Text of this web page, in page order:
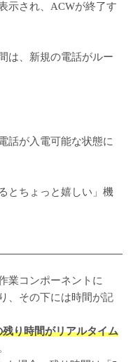
示され、ACWが終了す
は、新規の電話がルー
話が入電可能な状態に
とちょっと嬉しい」機
業コンポーネントに
、その下には時間が記
り時間がリアルタイム